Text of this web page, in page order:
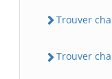
Trouver
Trouver